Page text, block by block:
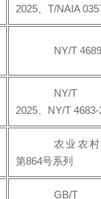
2025、T/NAIA
NY/T
NY/T
2025、NY/T 4683-
农业农
第864号系列
GB/T